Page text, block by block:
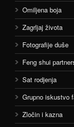
Omiljena boja
Zagrljaj života
Fotografije duše
Feng shui
Sat rodjenja
Grupno iskustvo
Zločin i kazna